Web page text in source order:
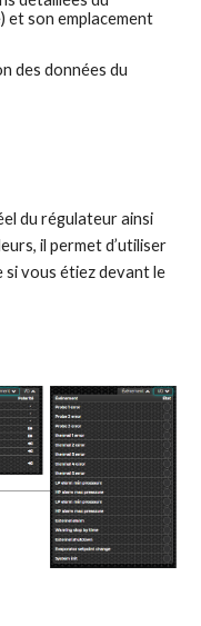
et son emplacement
des données du
du régulateur ainsi
il permet d’utiliser
vous étiez devant le